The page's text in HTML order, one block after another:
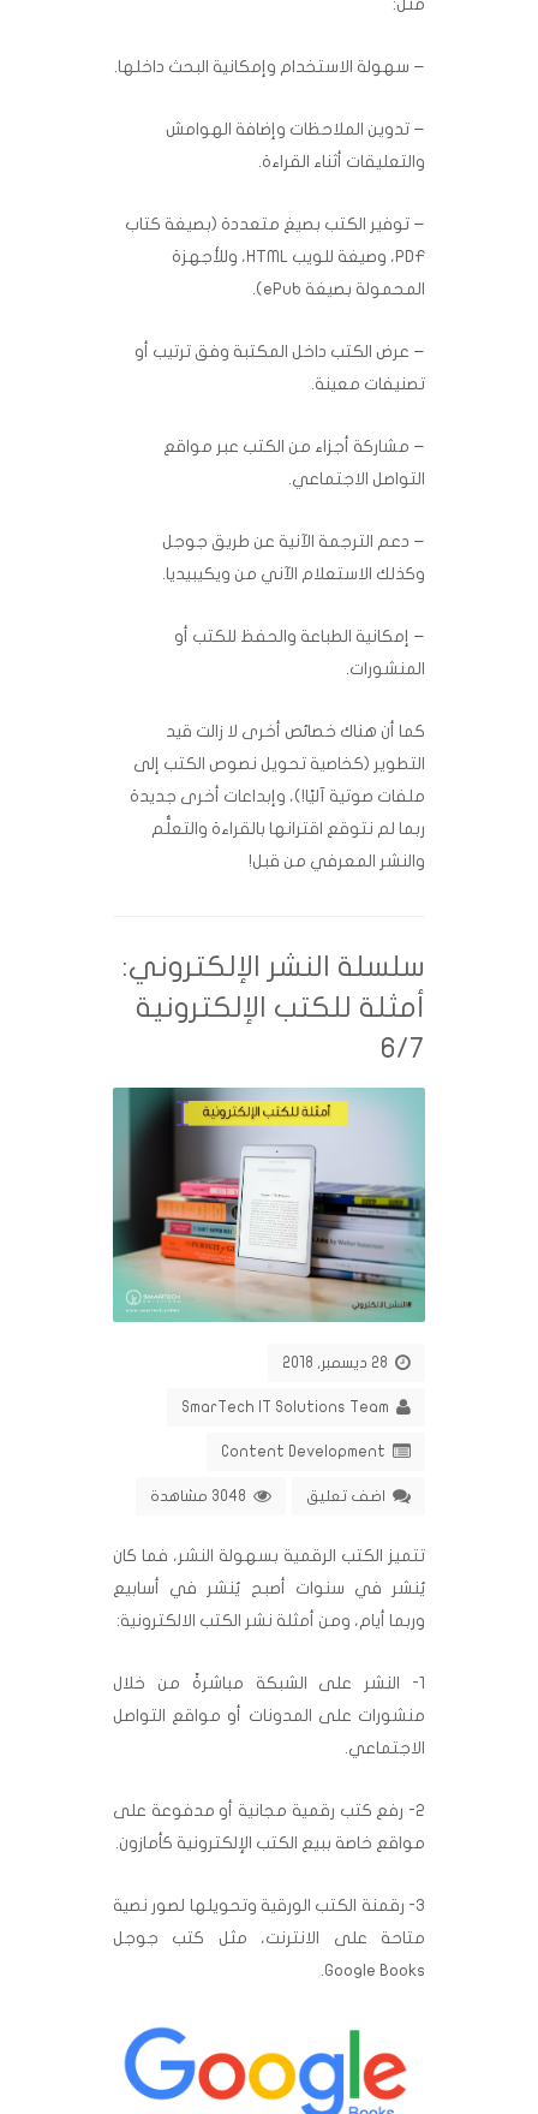
مثل:
– سهولة الاستخدام وإمكانية البحث داخلها.
– تدوين الملاحظات وإضافة الهوامش
والتعليقات أثناء القراءة.
– ‏توفير الكتب بصيغ متعددة (بصيغة كتاب
PDF، وصيغة للويب ‏HTML، وللأجهزة
المحمولة بصيغة ‏ePub‎).
– عرض الكتب داخل المكتبة وفق ترتيب أو
تصنيفات معينة.
– مشاركة أجزاء من الكتب عبر مواقع
التواصل الاجتماعي.
– دعم الترجمة الآنية عن طريق جوجل
وكذلك الاستعلام الآني من ويكيبيديا.
– إمكانية الطباعة والحفظ للكتب أو
المنشورات.
كما أن هناك خصائص أخرى لا زالت قيد
التطوير (كخاصية تحويل نصوص الكتب إلى
ملفات صوتية آليًا!)، وإبداعات أخرى جديدة
ربما لم نتوقع اقترانها بالقراءة والتعلُّم
والنشر المعرفي من قبل!
سلسلة النشر الإلكتروني:
أمثلة للكتب الإلكترونية
6/7
SmarTech IT Solutions Team
Content Development
اضف تعليق
تتميز الكتب الرقمية بسهولة النشر، فما كان
يُنشر في سنوات أصبح يُنشر في أسابيع
وربما أيام، ومن أمثلة نشر الكتب الالكترونية:
1- النشر على الشبكة مباشرةً من خلال
منشورات على المدونات أو مواقع التواصل
الاجتماعي.
2- رفع كتب رقمية مجانية أو مدفوعة على
مواقع خاصة ببيع الكتب الإلكترونية كأمازون.
3- رقمنة الكتب الورقية وتحويلها لصور نصية
متاحة على الانترنت، مثل كتب جوجل
Google Books.